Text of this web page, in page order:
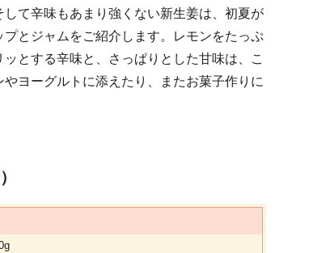
て辛味もあまり強くない新生姜は、初夏が
とジャムをご紹介します。レモンをたっぷ
とする辛味と、さっぱりとした甘味は、こ
ヨーグルトに添えたり、またお菓子作りに